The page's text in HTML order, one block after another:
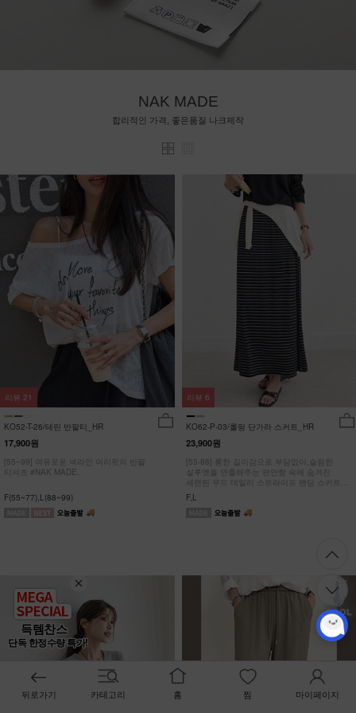
득템찬스
단독 한정수량 특가!
NAK MADE
합리적인 가격, 좋은품질 나크제작
KO52-T-26/테린 반팔티_HR
17,900원
[55~99] 여유로운 넥라인 여리핏의 반팔
티셔츠 #NAK MADE.
F(55~77),L(88~99)
리뷰 21
KO62-P-03/롤링 단가라 스커트_HR
23,900원
[55-88] 롱한 길이감으로 부담없이,슬림한
실루엣을 연출해주는 편안함 속에 숨겨진
세련된 무드 데일리 스트라이프 밴딩 스커트
#NAK MADE.
F,L
리뷰 6
뒤로가기 카테고리 홈 찜 마이페이지